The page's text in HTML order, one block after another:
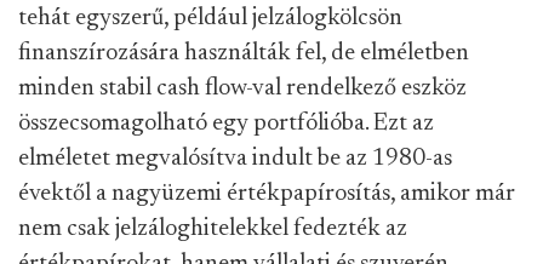
tehát egyszerű, például jelzálogkölcsön
finanszírozására használták fel, de elméletben
minden stabil cash flow-val rendelkező eszköz
összecsomagolható egy portfólióba. Ezt az
elméletet megvalósítva indult be az 1980-as
évektől a nagyüzemi értékpapírosítás, amikor már
nem csak jelzáloghitelekkel fedezték az